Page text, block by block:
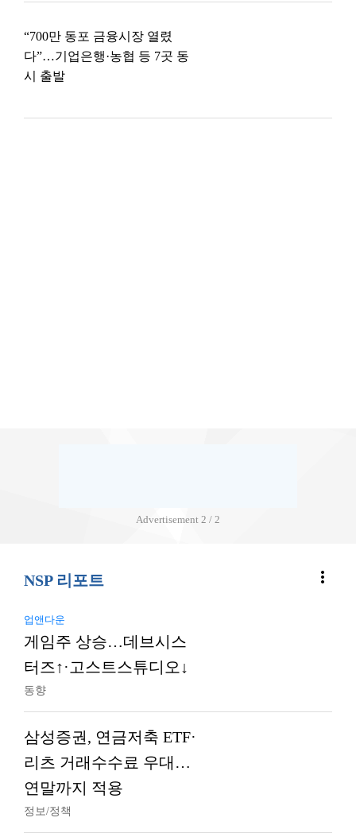
“700만 동포 금융시장 열렸
다”…기업은행·농협 등 7곳 동
시 출발
Advertisement 2 / 2
NSP 리포트 more_vert
업앤다운
게임주 상승…데브시스
터즈↑·고스트스튜디오↓
동향
삼성증권, 연금저축 ETF·
리츠 거래수수료 우대…
연말까지 적용
정보/정책